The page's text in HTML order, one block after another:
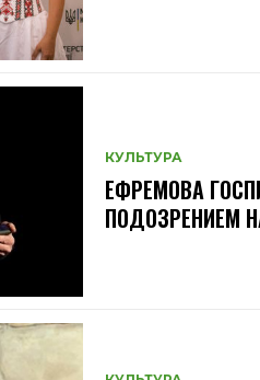
КУЛЬТУРА
ЕФРЕМОВА
ПОДОЗРЕНИЕМ